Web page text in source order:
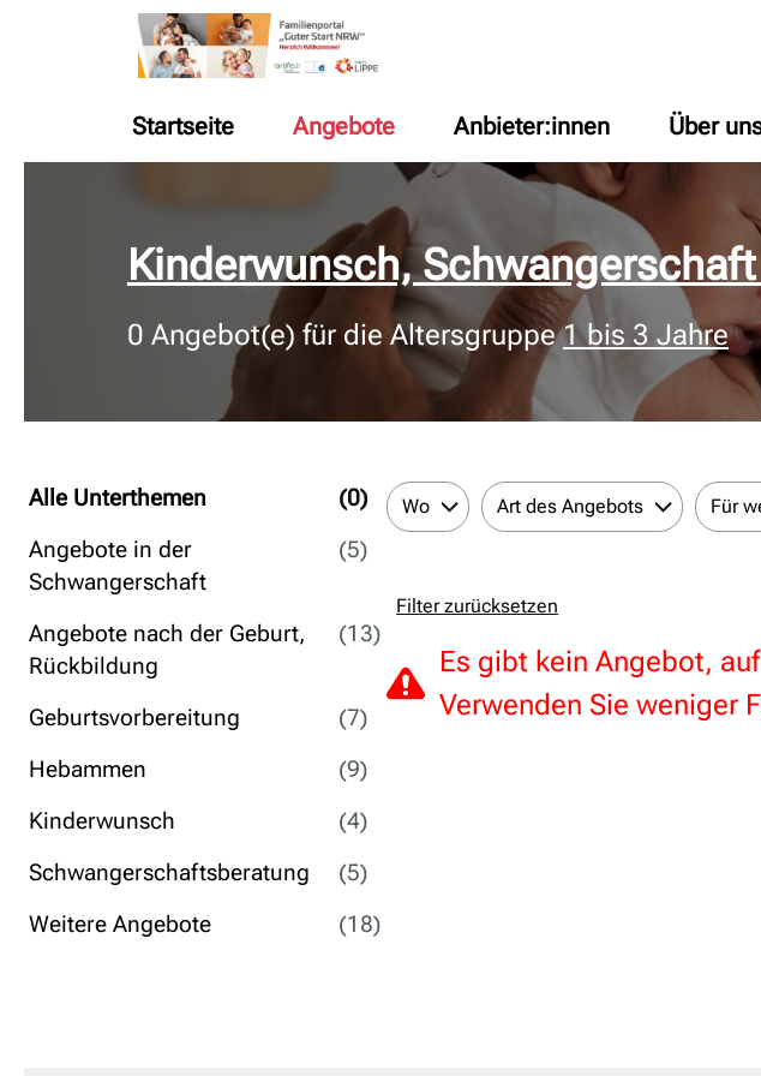
Startseite Angebote Anbieter:innen Über
Kinderwunsch,
0 Angebot(e) für die Altersgruppe1 bis 3 Jahre
Alle Unterthemen
(0)
Angebote in der
Schwangerschaft
(5)
Angebote nach der Geburt,
Rückbildung
(13)
Geburtsvorbereitung
(7)
Hebammen
(9)
Kinderwunsch
(4)
Schwangerschaftsberatung
(5)
Weitere Angebote
(18)
Wo Art des Angebots Für
Filter zurücksetzen
Es gibt kein Angebot,
Verwenden Sie weniger